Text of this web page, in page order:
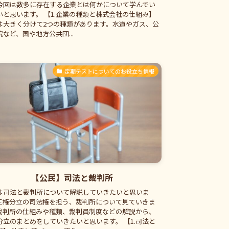
回は数多に存在する企業とは何かについて学んでい
と思います。 【1.企業の種類と株式会社の仕組み】
大きく分けて2つの種類があります。水道やガス、公
など、国や地方公共団...
定期テストについてのお役立ち情報
【公民】司法と裁判所
司法と裁判所について解説していきたいと思いま
権分立の司法権を担う、裁判所について見ていきま
判所の仕組みや種類、裁判員制度などの解説から、
立のまとめをしていきたいと思います。 【1.司法と